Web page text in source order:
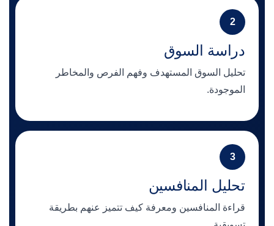
2
دراسة السوق
تحليل السوق المستهدف وفهم الفرص والمخاطر
الموجودة.
3
تحليل المنافسين
قراءة المنافسين ومعرفة كيف تتميز عنهم بطريقة